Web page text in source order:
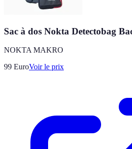
Sac à dos Nokta Detectobag
NOKTA MAKRO
99 EuroVoir le prix